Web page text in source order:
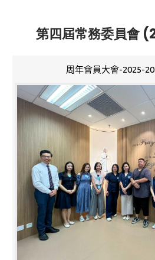
第四屆常務委員會
周年會員大會-2025-